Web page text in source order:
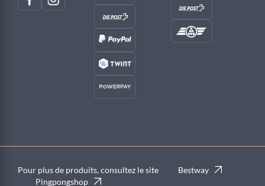
Pour plus de produits, consultez le site
Bestway
Pingpongshop